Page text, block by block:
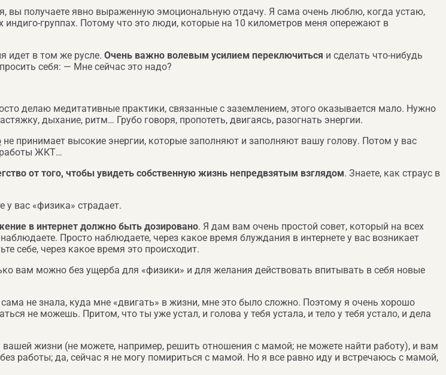
получаете явно выраженную эмоциональную отдачу. Я сама очень люблю, когда устаю,
группах. Потому что это люди, которые на 10 километров меня опережают в
идет в том же русле. Очень важно волевым усилием переключиться и сделать что-нибудь
себя: — Мне сейчас это надо?
делаю медитативные практики, связанные с заземлением, этого оказывается мало. Нужно
дыхание, ритм… Грубо говоря, пропотеть, двигаясь, разогнать энергии.
не принимает высокие энергии, которые заполняют и заполняют вашу голову. Потом у вас
работы ЖКТ…
от того, чтобы увидеть собственную жизнь непредвзятым взглядом. Знаете, как страус в
у вас «физика» страдает.
в интернет должно быть дозировано. Я дам вам очень простой совет, который на всех
Просто наблюдаете, через какое время блуждания в интернете у вас возникает
себе, через какое время это происходит.
вам можно без ущерба для «физики» и для желания действовать впитывать в себя новые
не знала, куда мне «двигать» в жизни, мне это было сложно. Поэтому я очень хорошо
не можешь. Притом, что ты уже устал, и голова у тебя устала, и тело у тебя устало, и дела
жизни (не можете, например, решить отношения с мамой; не можете найти работу), и вам
работы; да, сейчас я не могу помириться с мамой. Но я все равно иду и встречаюсь с мамой,